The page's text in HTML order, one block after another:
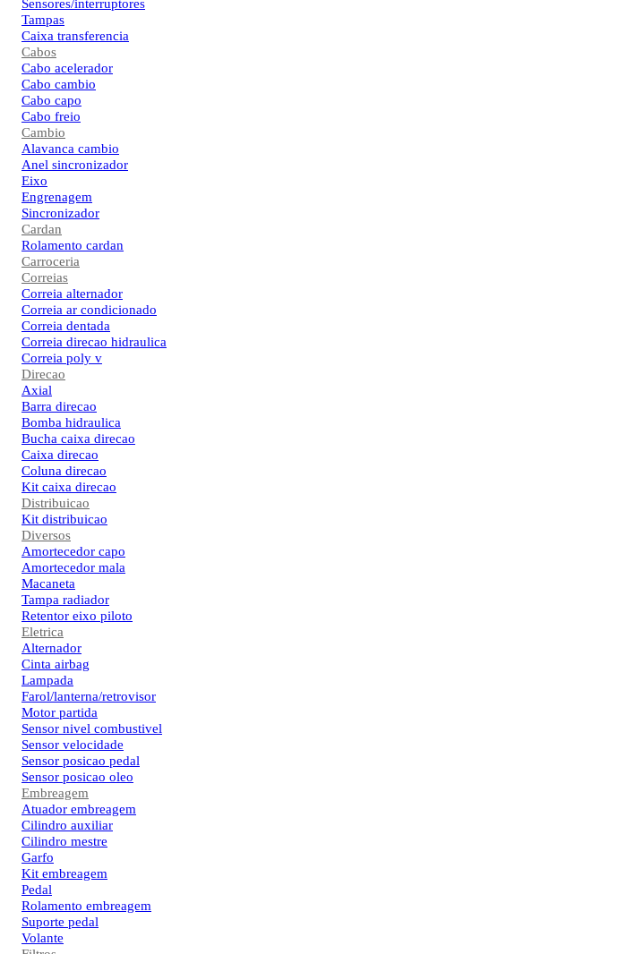
Sensores/interruptores
Tampas
Caixa transferencia
Cabos
Cabo acelerador
Cabo cambio
Cabo capo
Cabo freio
Cambio
Alavanca cambio
Anel sincronizador
Eixo
Engrenagem
Sincronizador
Cardan
Rolamento cardan
Carroceria
Correias
Correia alternador
Correia ar condicionado
Correia dentada
Correia direcao hidraulica
Correia poly v
Direcao
Axial
Barra direcao
Bomba hidraulica
Bucha caixa direcao
Caixa direcao
Coluna direcao
Kit caixa direcao
Distribuicao
Kit distribuicao
Diversos
Amortecedor capo
Amortecedor mala
Macaneta
Tampa radiador
Retentor eixo piloto
Eletrica
Alternador
Cinta airbag
Lampada
Farol/lanterna/retrovisor
Motor partida
Sensor nivel combustivel
Sensor velocidade
Sensor posicao pedal
Sensor posicao oleo
Embreagem
Atuador embreagem
Cilindro auxiliar
Cilindro mestre
Garfo
Kit embreagem
Pedal
Rolamento embreagem
Suporte pedal
Volante